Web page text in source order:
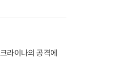
라이나의 공격에